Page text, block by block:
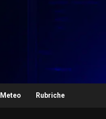
Meteo Rubriche